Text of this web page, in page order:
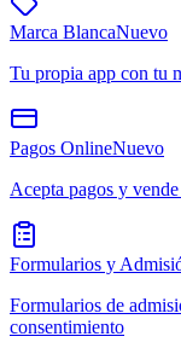
Marca BlancaNuevo
Tu propia app con tu
Pagos OnlineNuevo
Acepta pagos y
Formularios y
Formularios de
consentimiento